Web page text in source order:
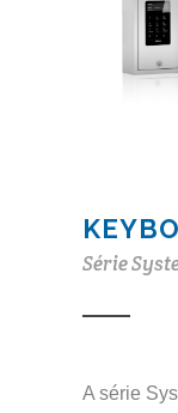
Série
A série